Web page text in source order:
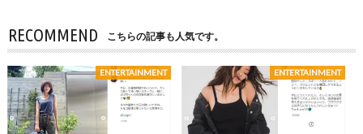
RECOMMEND こちらの記事も人気です。
ENTERTAINMENT ENTERTAINMENT